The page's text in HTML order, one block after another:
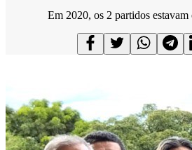
Em 2020, os 2 partidos estavam